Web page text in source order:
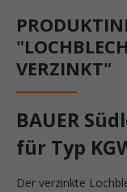
VERZINKT"
BAUER
für Typ
Der verzinkte